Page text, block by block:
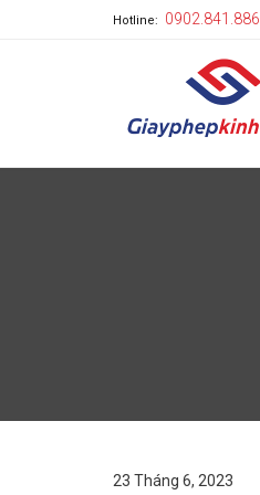
Hotline: 0902.841.886
23 Tháng 6, 2023